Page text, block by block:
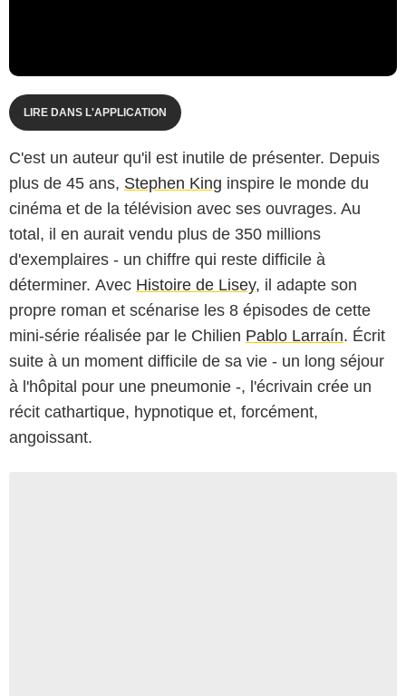
LIRE DANS L'APPLICATION
C'est un auteur qu'il est inutile de présenter. Depuis
plus de 45 ans, Stephen King inspire le monde du
cinéma et de la télévision avec ses ouvrages. Au
total, il en aurait vendu plus de 350 millions
d'exemplaires - un chiffre qui reste difficile à
déterminer. Avec Histoire de Lisey, il adapte son
propre roman et scénarise les 8 épisodes de cette
mini-série réalisée par le Chilien Pablo Larraín. Écrit
suite à un moment difficile de sa vie - un long séjour
à l'hôpital pour une pneumonie -, l'écrivain crée un
récit cathartique, hypnotique et, forcément,
angoissant.